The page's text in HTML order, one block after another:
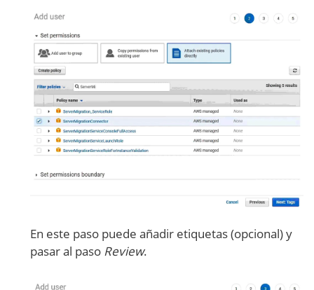
En este paso puede añadir etiquetas (opcional) y
pasar al paso Review.